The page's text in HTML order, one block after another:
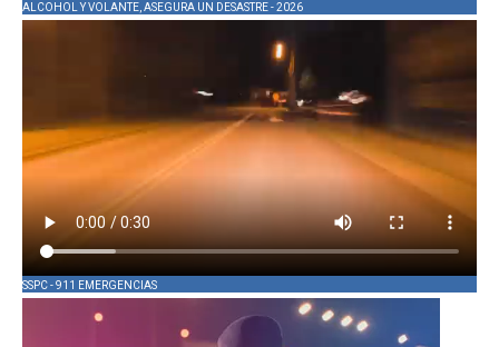
ALCOHOL Y VOLANTE, ASEGURA UN DESASTRE - 2026
SSPC - 911 EMERGENCIAS